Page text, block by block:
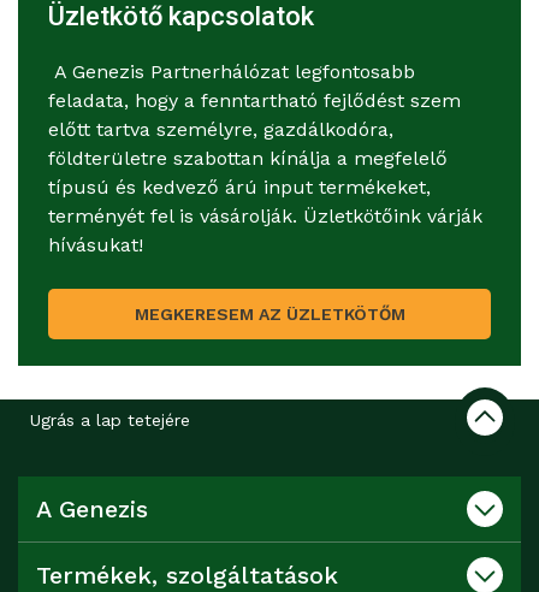
Üzletkötő kapcsolatok
A Genezis Partnerhálózat legfontosabb
feladata, hogy a fenntartható fejlődést szem
előtt tartva személyre, gazdálkodóra,
földterületre szabottan kínálja a megfelelő
típusú és kedvező árú input termékeket,
terményét fel is vásárolják. Üzletkötőink várják
hívásukat!
MEGKERESEM AZ ÜZLETKÖTŐM
Ugrás a lap tetejére
A Genezis
Termékek, szolgáltatások